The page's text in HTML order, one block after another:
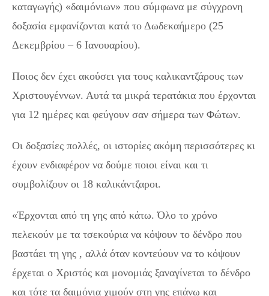
καταγωγής) «δαιμόνιων» που σύμφωνα με σύγχρονη
δοξασία εμφανίζονται κατά το Δωδεκαήμερο (25
Δεκεμβρίου – 6 Ιανουαρίου).
Ποιος δεν έχει ακούσει για τους καλικαντζάρους των
Χριστουγέννων. Αυτά τα μικρά τερατάκια που έρχονται
για 12 ημέρες και φεύγουν σαν σήμερα των Φώτων.
Οι δοξασίες πολλές, οι ιστορίες ακόμη περισσότερες κι
έχουν ενδιαφέρον να δούμε ποιοι είναι και τι
συμβολίζουν οι 18 καλικάντζαροι.
«Έρχονται από τη γης από κάτω. Όλο το χρόνο
πελεκούν με τα τσεκούρια να κόψουν το δένδρο που
βαστάει τη γης , αλλά όταν κοντεύουν να το κόψουν
έρχεται ο Χριστός και μονομιάς ξαναγίνεται το δένδρο
και τότε τα δαιμόνια χιμούν στη γης επάνω και